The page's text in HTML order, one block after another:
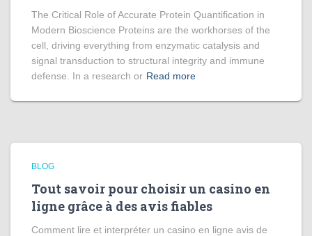
The Critical Role of Accurate Protein Quantification in
Modern Bioscience Proteins are the workhorses of the
cell, driving everything from enzymatic catalysis and
signal transduction to structural integrity and immune
defense. In a research or Read more
BLOG
Tout savoir pour choisir un casino en
ligne grâce à des avis fiables
Comment lire et interpréter un casino en ligne avis de